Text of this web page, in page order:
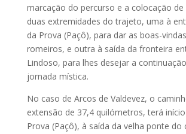
marcação do percurso e a colocação de
duas extremidades do trajeto, uma à
da Prova (Paçô), para dar as boas-
romeiros, e outra à saída da fronteira
Lindoso, para lhes desejar a
jornada mística.
No caso de Arcos de Valdevez, o
extensão de 37,4 quilómetros, terá
Prova (Paçô), à saída da velha ponte do